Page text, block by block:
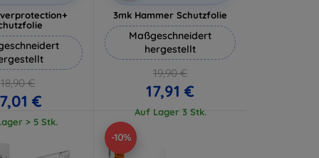
18,90 €
€
> 5 Stk.
3mk Hammer Schutzfolie
Maßgeschneidert
hergestellt
19,90 €
17,91 €
Auf Lager 3 Stk.
-10%